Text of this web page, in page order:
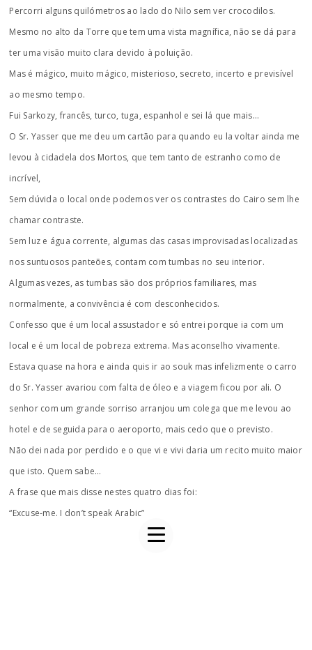
Percorri alguns quilómetros ao lado do Nilo sem ver crocodilos.
Mesmo no alto da Torre que tem uma vista magnífica, não se dá para
ter uma visão muito clara devido à poluição.
Mas é mágico, muito mágico, misterioso, secreto, incerto e previsível
ao mesmo tempo.
Fui Sarkozy, francês, turco, tuga, espanhol e sei lá que mais…
O Sr. Yasser que me deu um cartão para quando eu la voltar ainda me
levou à cidadela dos Mortos, que tem tanto de estranho como de
incrível,
Sem dúvida o local onde podemos ver os contrastes do Cairo sem lhe
chamar contraste.
Sem luz e água corrente, algumas das casas improvisadas localizadas
nos suntuosos panteões, contam com tumbas no seu interior.
Algumas vezes, as tumbas são dos próprios familiares, mas
normalmente, a convivência é com desconhecidos.
Confesso que é um local assustador e só entrei porque ia com um
local e é um local de pobreza extrema. Mas aconselho vivamente.
Estava quase na hora e ainda quis ir ao souk mas infelizmente o carro
do Sr. Yasser avariou com falta de óleo e a viagem ficou por ali. O
senhor com um grande sorriso arranjou um colega que me levou ao
hotel e de seguida para o aeroporto, mais cedo que o previsto.
Não dei nada por perdido e o que vi e vivi daria um recito muito maior
que isto. Quem sabe…
A frase que mais disse nestes quatro dias foi:
“Excuse-me. I don’t speak Arabic”